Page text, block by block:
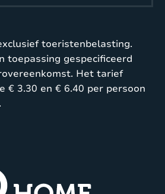
toeristenbelasting.
toepassing gespecificeerd
Het tarief
€ 3.30 en € 6.40 per persoon
.